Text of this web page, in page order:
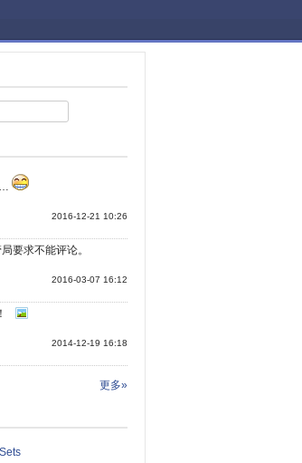
2016-12-21 10:26
要求不能评论。
2016-03-07 16:12
2014-12-19 16:18
更多»